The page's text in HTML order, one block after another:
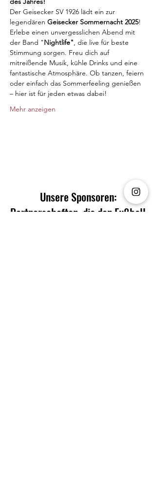
Der Geisecker SV 1926 lädt ein zur
legendären Geisecker Sommernacht 2025!
Erlebe einen unvergesslichen Abend mit
der Band "Nightlife", die live für beste
Stimmung sorgen. Freu dich auf
mitreißende Musik, kühle Drinks und eine
fantastische Atmosphäre. Ob tanzen, feiern
oder einfach das Sommerfeeling genießen
– hier ist für jeden etwas dabei!
Mehr anzeigen
Unsere Sponsoren:
Partnerschaften, die den Fußball